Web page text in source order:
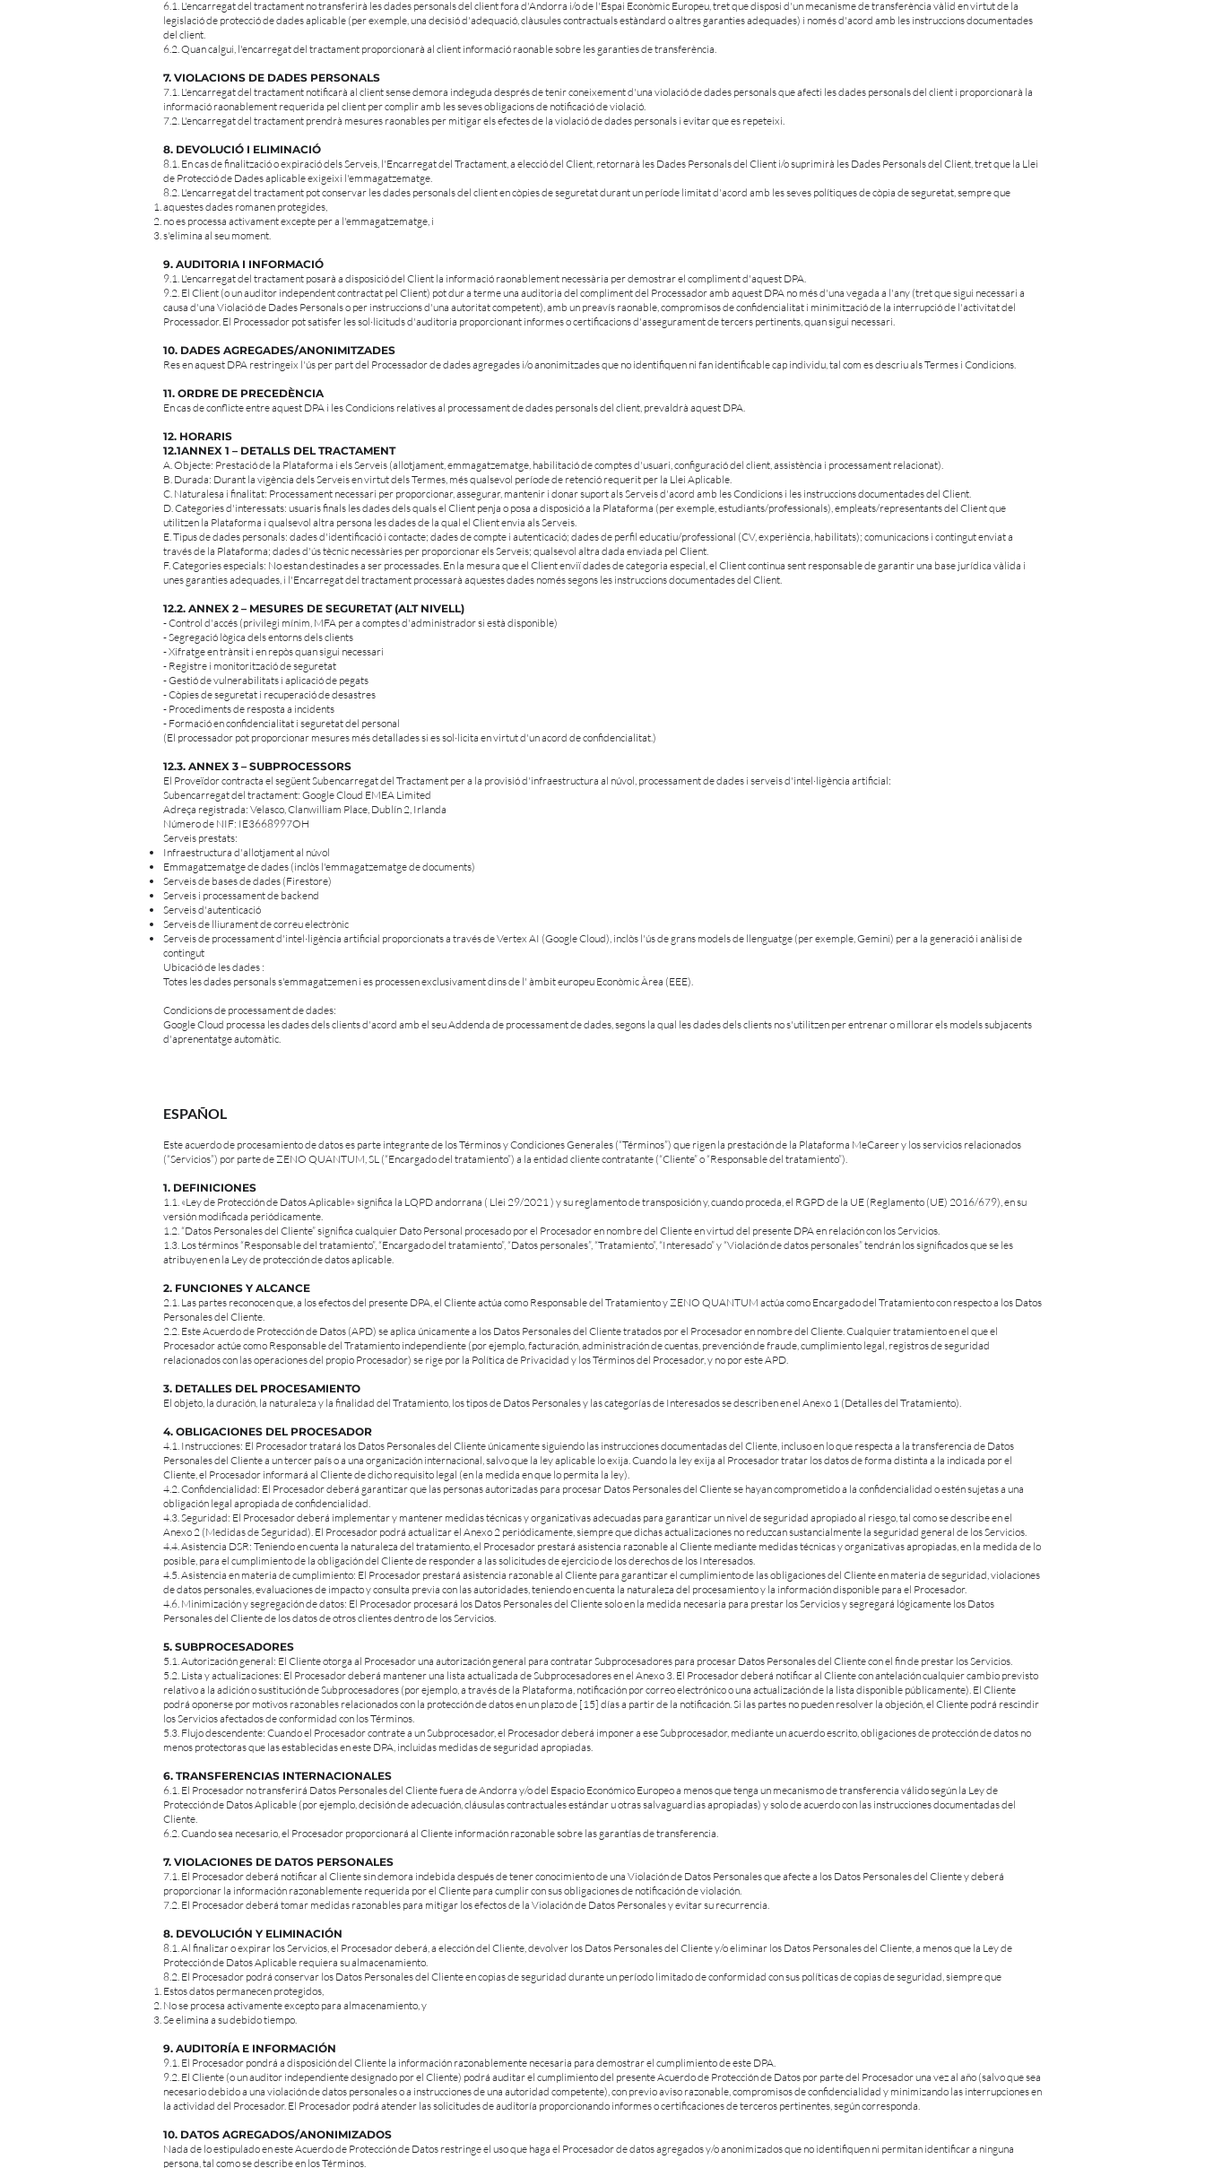
6.1. L'encarregat del tractament no transferirà les dades personals del client fora d'Andorra i/o de l'Espai Econòmic Europeu, tret que disposi d'un mecanisme de transferència vàlid en virtut de la
legislació de protecció de dades aplicable (per exemple, una decisió d'adequació, clàusules contractuals estàndard o altres garanties adequades) i només d'acord amb les instruccions documentades
del client.
6.2. Quan calgui, l'encarregat del tractament proporcionarà al client informació raonable sobre les garanties de transferència.
7. VIOLACIONS DE DADES PERSONALS
7.1. L'encarregat del tractament notificarà al client sense demora indeguda després de tenir coneixement d'una violació de dades personals que afecti les dades personals del client i proporcionarà la
informació raonablement requerida pel client per complir amb les seves obligacions de notificació de violació.
7.2. L'encarregat del tractament prendrà mesures raonables per mitigar els efectes de la violació de dades personals i evitar que es repeteixi.
8. DEVOLUCIÓ I ELIMINACIÓ
8.1. En cas de finalització o expiració dels Serveis, l'Encarregat del Tractament, a elecció del Client, retornarà les Dades Personals del Client i/o suprimirà les Dades Personals del Client, tret que la Llei
de Protecció de Dades aplicable exigeixi l'emmagatzematge.
8.2. L'encarregat del tractament pot conservar les dades personals del client en còpies de seguretat durant un període limitat d'acord amb les seves polítiques de còpia de seguretat, sempre que
aquestes dades romanen protegides,
no es processa activament excepte per a l'emmagatzematge, i
s'elimina al seu moment.
9. AUDITORIA I INFORMACIÓ
9.1. L'encarregat del tractament posarà a disposició del Client la informació raonablement necessària per demostrar el compliment d'aquest DPA.
9.2. El Client (o un auditor independent contractat pel Client) pot dur a terme una auditoria del compliment del Processador amb aquest DPA no més d'una vegada a l'any (tret que sigui necessari a
causa d'una Violació de Dades Personals o per instruccions d'una autoritat competent), amb un preavís raonable, compromisos de confidencialitat i minimització de la interrupció de l'activitat del
Processador. El Processador pot satisfer les sol·licituds d'auditoria proporcionant informes o certificacions d'assegurament de tercers pertinents, quan sigui necessari.
10. DADES AGREGADES/ANONIMITZADES
Res en aquest DPA restringeix l'ús per part del Processador de dades agregades i/o anonimitzades que no identifiquen ni fan identificable cap individu, tal com es descriu als Termes i Condicions.
11. ORDRE DE PRECEDÈNCIA
En cas de conflicte entre aquest DPA i les Condicions relatives al processament de dades personals del client, prevaldrà aquest DPA.
12. HORARIS
12.1ANNEX 1 – DETALLS DEL TRACTAMENT
A. Objecte: Prestació de la Plataforma i els Serveis (allotjament, emmagatzematge, habilitació de comptes d'usuari, configuració del client, assistència i processament relacionat).
B. Durada: Durant la vigència dels Serveis en virtut dels Termes, més qualsevol període de retenció requerit per la Llei Aplicable.
C. Naturalesa i finalitat: Processament necessari per proporcionar, assegurar, mantenir i donar suport als Serveis d'acord amb les Condicions i les instruccions documentades del Client.
D. Categories d'interessats: usuaris finals les dades dels quals el Client penja o posa a disposició a la Plataforma (per exemple, estudiants/professionals), empleats/representants del Client que
utilitzen la Plataforma i qualsevol altra persona les dades de la qual el Client envia als Serveis.
E. Tipus de dades personals: dades d'identificació i contacte; dades de compte i autenticació; dades de perfil educatiu/professional (CV, experiència, habilitats); comunicacions i contingut enviat a
través de la Plataforma; dades d'ús tècnic necessàries per proporcionar els Serveis; qualsevol altra dada enviada pel Client.
F. Categories especials: No estan destinades a ser processades. En la mesura que el Client enviï dades de categoria especial, el Client continua sent responsable de garantir una base jurídica vàlida i
unes garanties adequades, i l'Encarregat del tractament processarà aquestes dades només segons les instruccions documentades del Client.
12.2. ANNEX 2 – MESURES DE SEGURETAT (ALT NIVELL)
- Control d'accés (privilegi mínim, MFA per a comptes d'administrador si està disponible)
- Segregació lògica dels entorns dels clients
- Xifratge en trànsit i en repòs quan sigui necessari
- Registre i monitorització de seguretat
- Gestió de vulnerabilitats i aplicació de pegats
- Còpies de seguretat i recuperació de desastres
- Procediments de resposta a incidents
- Formació en confidencialitat i seguretat del personal
(El processador pot proporcionar mesures més detallades si es sol·licita en virtut d'un acord de confidencialitat.)
12.3. ANNEX 3 – SUBPROCESSORS
El Proveïdor contracta el següent Subencarregat del Tractament per a la provisió d'infraestructura al núvol, processament de dades i serveis d'intel·ligència artificial:
Subencarregat del tractament: Google Cloud EMEA Limited
Adreça registrada: Velasco, Clanwilliam Place, Dublín 2, Irlanda
Número de NIF: IE3668997OH
Serveis prestats:
Infraestructura d'allotjament al núvol
Emmagatzematge de dades (inclòs l'emmagatzematge de documents)
Serveis de bases de dades (Firestore)
Serveis i processament de backend
Serveis d'autenticació
Serveis de lliurament de correu electrònic
Serveis de processament d'intel·ligència artificial proporcionats a través de Vertex AI (Google Cloud), inclòs l'ús de grans models de llenguatge (per exemple, Gemini) per a la generació i anàlisi de
contingut
Ubicació de les dades :
Totes les dades personals s'emmagatzemen i es processen exclusivament dins de l' àmbit europeu Econòmic Àrea (EEE).
Condicions de processament de dades:
Google Cloud processa les dades dels clients d'acord amb el seu Addenda de processament de dades, segons la qual les dades dels clients no s'utilitzen per entrenar o millorar els models subjacents
d'aprenentatge automàtic.
ESPAÑOL
Este acuerdo de procesamiento de datos es parte integrante de los Términos y Condiciones Generales (“Términos”) que rigen la prestación de la Plataforma MeCareer y los servicios relacionados
(“Servicios”) por parte de ZENO QUANTUM, SL (“Encargado del tratamiento”) a la entidad cliente contratante (“Cliente” o “Responsable del tratamiento”).
1. DEFINICIONES
1.1. «Ley de Protección de Datos Aplicable» significa la LQPD andorrana ( Llei 29/2021 ) y su reglamento de transposición y, cuando proceda, el RGPD de la UE (Reglamento (UE) 2016/679), en su
versión modificada periódicamente.
1.2. “Datos Personales del Cliente” significa cualquier Dato Personal procesado por el Procesador en nombre del Cliente en virtud del presente DPA en relación con los Servicios.
1.3. Los términos “Responsable del tratamiento”, “Encargado del tratamiento”, “Datos personales”, “Tratamiento”, “Interesado” y “Violación de datos personales” tendrán los significados que se les
atribuyen en la Ley de protección de datos aplicable.
2. FUNCIONES Y ALCANCE
2.1. Las partes reconocen que, a los efectos del presente DPA, el Cliente actúa como Responsable del Tratamiento y ZENO QUANTUM actúa como Encargado del Tratamiento con respecto a los Datos
Personales del Cliente.
2.2. Este Acuerdo de Protección de Datos (APD) se aplica únicamente a los Datos Personales del Cliente tratados por el Procesador en nombre del Cliente. Cualquier tratamiento en el que el
Procesador actúe como Responsable del Tratamiento independiente (por ejemplo, facturación, administración de cuentas, prevención de fraude, cumplimiento legal, registros de seguridad
relacionados con las operaciones del propio Procesador) se rige por la Política de Privacidad y los Términos del Procesador, y no por este APD.
3. DETALLES DEL PROCESAMIENTO
El objeto, la duración, la naturaleza y la finalidad del Tratamiento, los tipos de Datos Personales y las categorías de Interesados se describen en el Anexo 1 (Detalles del Tratamiento).
4. OBLIGACIONES DEL PROCESADOR
4.1. Instrucciones: El Procesador tratará los Datos Personales del Cliente únicamente siguiendo las instrucciones documentadas del Cliente, incluso en lo que respecta a la transferencia de Datos
Personales del Cliente a un tercer país o a una organización internacional, salvo que la ley aplicable lo exija. Cuando la ley exija al Procesador tratar los datos de forma distinta a la indicada por el
Cliente, el Procesador informará al Cliente de dicho requisito legal (en la medida en que lo permita la ley).
4.2. Confidencialidad: El Procesador deberá garantizar que las personas autorizadas para procesar Datos Personales del Cliente se hayan comprometido a la confidencialidad o estén sujetas a una
obligación legal apropiada de confidencialidad.
4.3. Seguridad: El Procesador deberá implementar y mantener medidas técnicas y organizativas adecuadas para garantizar un nivel de seguridad apropiado al riesgo, tal como se describe en el
Anexo 2 (Medidas de Seguridad). El Procesador podrá actualizar el Anexo 2 periódicamente, siempre que dichas actualizaciones no reduzcan sustancialmente la seguridad general de los Servicios.
4.4. Asistencia DSR: Teniendo en cuenta la naturaleza del tratamiento, el Procesador prestará asistencia razonable al Cliente mediante medidas técnicas y organizativas apropiadas, en la medida de lo
posible, para el cumplimiento de la obligación del Cliente de responder a las solicitudes de ejercicio de los derechos de los Interesados.
4.5. Asistencia en materia de cumplimiento: El Procesador prestará asistencia razonable al Cliente para garantizar el cumplimiento de las obligaciones del Cliente en materia de seguridad, violaciones
de datos personales, evaluaciones de impacto y consulta previa con las autoridades, teniendo en cuenta la naturaleza del procesamiento y la información disponible para el Procesador.
4.6. Minimización y segregación de datos: El Procesador procesará los Datos Personales del Cliente solo en la medida necesaria para prestar los Servicios y segregará lógicamente los Datos
Personales del Cliente de los datos de otros clientes dentro de los Servicios.
5. SUBPROCESADORES
5.1. Autorización general: El Cliente otorga al Procesador una autorización general para contratar Subprocesadores para procesar Datos Personales del Cliente con el fin de prestar los Servicios.
5.2. Lista y actualizaciones: El Procesador deberá mantener una lista actualizada de Subprocesadores en el Anexo 3. El Procesador deberá notificar al Cliente con antelación cualquier cambio previsto
relativo a la adición o sustitución de Subprocesadores (por ejemplo, a través de la Plataforma, notificación por correo electrónico o una actualización de la lista disponible públicamente). El Cliente
podrá oponerse por motivos razonables relacionados con la protección de datos en un plazo de [15] días a partir de la notificación. Si las partes no pueden resolver la objeción, el Cliente podrá rescindir
los Servicios afectados de conformidad con los Términos.
5.3. Flujo descendente: Cuando el Procesador contrate a un Subprocesador, el Procesador deberá imponer a ese Subprocesador, mediante un acuerdo escrito, obligaciones de protección de datos no
menos protectoras que las establecidas en este DPA, incluidas medidas de seguridad apropiadas.
6. TRANSFERENCIAS INTERNACIONALES
6.1. El Procesador no transferirá Datos Personales del Cliente fuera de Andorra y/o del Espacio Económico Europeo a menos que tenga un mecanismo de transferencia válido según la Ley de
Protección de Datos Aplicable (por ejemplo, decisión de adecuación, cláusulas contractuales estándar u otras salvaguardias apropiadas) y solo de acuerdo con las instrucciones documentadas del
Cliente.
6.2. Cuando sea necesario, el Procesador proporcionará al Cliente información razonable sobre las garantías de transferencia.
7. VIOLACIONES DE DATOS PERSONALES
7.1. El Procesador deberá notificar al Cliente sin demora indebida después de tener conocimiento de una Violación de Datos Personales que afecte a los Datos Personales del Cliente y deberá
proporcionar la información razonablemente requerida por el Cliente para cumplir con sus obligaciones de notificación de violación.
7.2. El Procesador deberá tomar medidas razonables para mitigar los efectos de la Violación de Datos Personales y evitar su recurrencia.
8. DEVOLUCIÓN Y ELIMINACIÓN
8.1. Al finalizar o expirar los Servicios, el Procesador deberá, a elección del Cliente, devolver los Datos Personales del Cliente y/o eliminar los Datos Personales del Cliente, a menos que la Ley de
Protección de Datos Aplicable requiera su almacenamiento.
8.2. El Procesador podrá conservar los Datos Personales del Cliente en copias de seguridad durante un período limitado de conformidad con sus políticas de copias de seguridad, siempre que
Estos datos permanecen protegidos,
No se procesa activamente excepto para almacenamiento, y
Se elimina a su debido tiempo.
9. AUDITORÍA E INFORMACIÓN
9.1. El Procesador pondrá a disposición del Cliente la información razonablemente necesaria para demostrar el cumplimiento de este DPA.
9.2. El Cliente (o un auditor independiente designado por el Cliente) podrá auditar el cumplimiento del presente Acuerdo de Protección de Datos por parte del Procesador una vez al año (salvo que sea
necesario debido a una violación de datos personales o a instrucciones de una autoridad competente), con previo aviso razonable, compromisos de confidencialidad y minimizando las interrupciones en
la actividad del Procesador. El Procesador podrá atender las solicitudes de auditoría proporcionando informes o certificaciones de terceros pertinentes, según corresponda.
10. DATOS AGREGADOS/ANONIMIZADOS
Nada de lo estipulado en este Acuerdo de Protección de Datos restringe el uso que haga el Procesador de datos agregados y/o anonimizados que no identifiquen ni permitan identificar a ninguna
persona, tal como se describe en los Términos.